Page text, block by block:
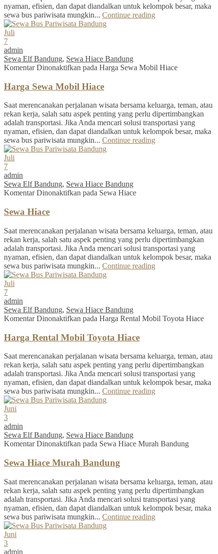
nyaman, efisien, dan dapat diandalkan untuk kelompok besar, maka
sewa bus pariwisata mungkin... Continue reading
Juli
7
admin
Sewa Elf Bandung, Sewa Hiace Bandung
Komentar Dinonaktifkan pada Harga Sewa Mobil Hiace
Harga Sewa Mobil Hiace
Saat merencanakan perjalanan wisata bersama keluarga, teman, atau
rekan kerja, salah satu aspek penting yang perlu dipertimbangkan
adalah transportasi. Jika Anda mencari solusi transportasi yang
nyaman, efisien, dan dapat diandalkan untuk kelompok besar, maka
sewa bus pariwisata mungkin... Continue reading
Juli
7
admin
Sewa Elf Bandung, Sewa Hiace Bandung
Komentar Dinonaktifkan pada Sewa Hiace
Sewa Hiace
Saat merencanakan perjalanan wisata bersama keluarga, teman, atau
rekan kerja, salah satu aspek penting yang perlu dipertimbangkan
adalah transportasi. Jika Anda mencari solusi transportasi yang
nyaman, efisien, dan dapat diandalkan untuk kelompok besar, maka
sewa bus pariwisata mungkin... Continue reading
Juli
7
admin
Sewa Elf Bandung, Sewa Hiace Bandung
Komentar Dinonaktifkan pada Harga Rental Mobil Toyota Hiace
Harga Rental Mobil Toyota Hiace
Saat merencanakan perjalanan wisata bersama keluarga, teman, atau
rekan kerja, salah satu aspek penting yang perlu dipertimbangkan
adalah transportasi. Jika Anda mencari solusi transportasi yang
nyaman, efisien, dan dapat diandalkan untuk kelompok besar, maka
sewa bus pariwisata mungkin... Continue reading
Juni
3
admin
Sewa Elf Bandung, Sewa Hiace Bandung
Komentar Dinonaktifkan pada Sewa Hiace Murah Bandung
Sewa Hiace Murah Bandung
Saat merencanakan perjalanan wisata bersama keluarga, teman, atau
rekan kerja, salah satu aspek penting yang perlu dipertimbangkan
adalah transportasi. Jika Anda mencari solusi transportasi yang
nyaman, efisien, dan dapat diandalkan untuk kelompok besar, maka
sewa bus pariwisata mungkin... Continue reading
Juni
3
admin